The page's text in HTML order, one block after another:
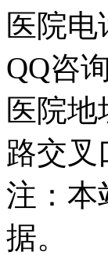
医院电
QQ咨
医院
路交叉
注：本
据。